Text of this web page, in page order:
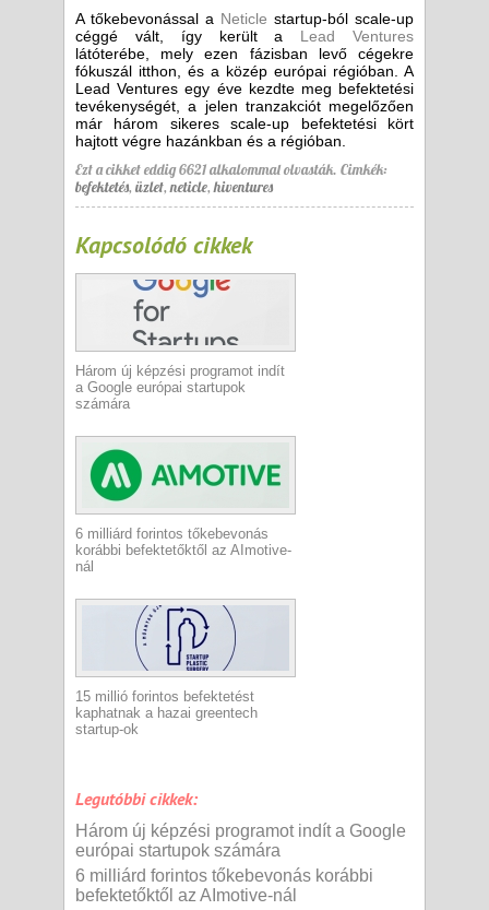
A tőkebevonással a Neticle startup-ból scale-up
céggé vált, így került a Lead Ventures
látóterébe, mely ezen fázisban levő cégekre
fókuszál itthon, és a közép európai régióban. A
Lead Ventures egy éve kezdte meg befektetési
tevékenységét, a jelen tranzakciót megelőzően
már három sikeres scale-up befektetési kört
hajtott végre hazánkban és a régióban.
Ezt a cikket eddig 6621 alkalommal olvasták. Cimkék:
befektetés, üzlet,neticle,hiventures
Kapcsolódó cikkek
Három új képzési programot indít
a Google európai startupok
számára
6 milliárd forintos tőkebevonás
korábbi befektetőktől az AImotive-
nál
15 millió forintos befektetést
kaphatnak a hazai greentech
startup-ok
Legutóbbi cikkek:
Három új képzési programot indít a Google
európai startupok számára
6 milliárd forintos tőkebevonás korábbi
befektetőktől az AImotive-nál